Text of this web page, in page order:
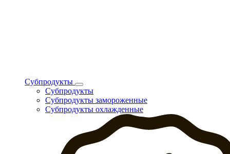
Субпродукты
Субпродукты
Субпродукты замороженные
Субпродукты охлажденные